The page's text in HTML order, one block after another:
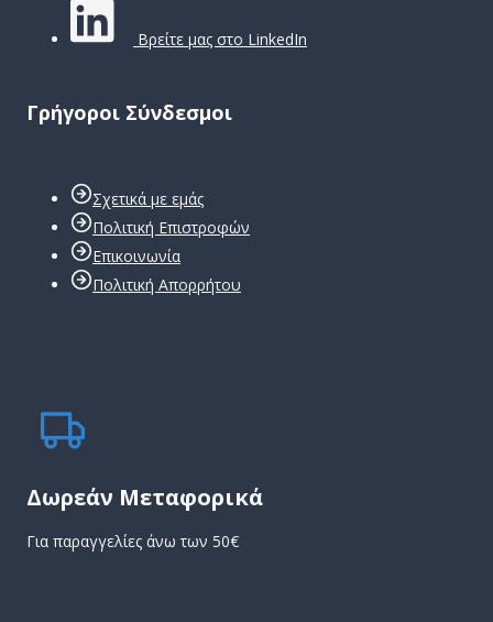
Βρείτε μας στο LinkedIn
Γρήγοροι Σύνδεσμοι
Σχετικά με εμάς
Πολιτική Επιστροφών
Επικοινωνία
Πολιτική Απορρήτου
Δωρεάν Μεταφορικά
Για παραγγελίες άνω των 50€